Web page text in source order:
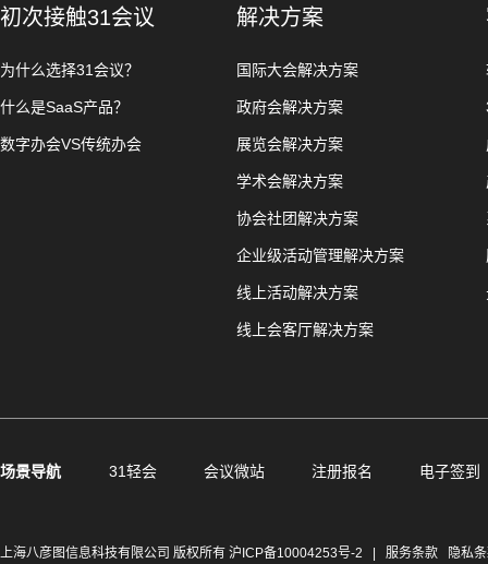
初次接触31会议
为什么选择31会议？
什么是SaaS产品？
数字办会VS传统办会
解决方案
国际大会解决方案
政府会解决方案
展览会解决方案
学术会解决方案
协会社团解决方案
企业级活动管理解决方案
线上活动解决方案
线上会客厅解决方案
场景导航 31轻会 会议微站 注册报名 电子签到
上海八彦图信息科技有限公司 版权所有 沪ICP备10004253号-2 服务条款
隐私